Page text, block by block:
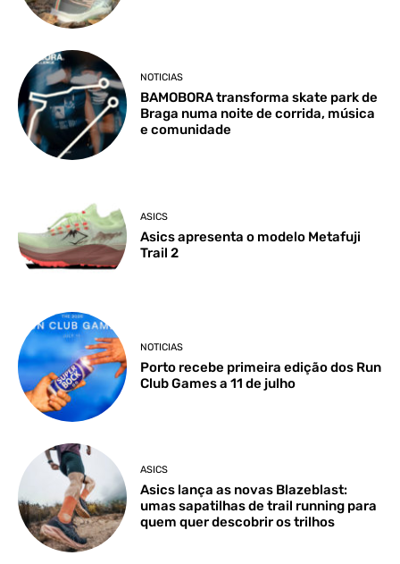
NOTICIAS
BAMOBORA transforma skate park de
Braga numa noite de corrida, música
e comunidade
ASICS
Asics apresenta o modelo Metafuji
Trail 2
NOTICIAS
Porto recebe primeira edição dos Run
Club Games a 11 de julho
ASICS
Asics lança as novas Blazeblast:
umas sapatilhas de trail running para
quem quer descobrir os trilhos